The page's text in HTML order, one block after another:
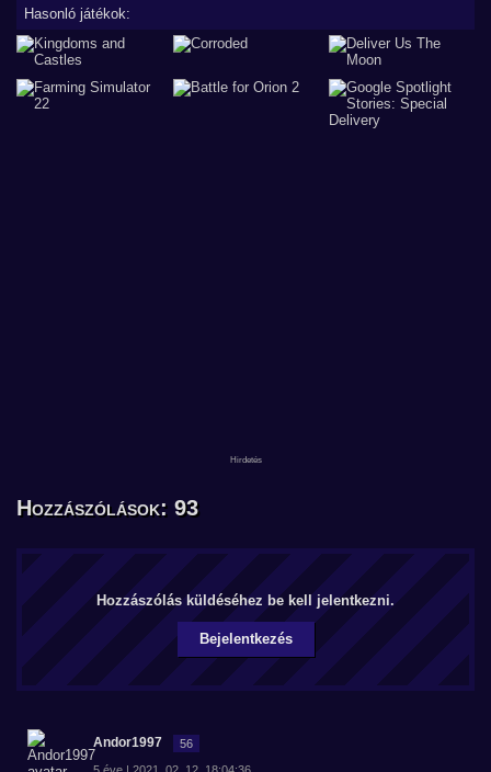
Hasonló játékok:
Hozzászólások: 93
Hozzászólás küldéséhez be kell jelentkezni.
Bejelentkezés
Andor1997 56